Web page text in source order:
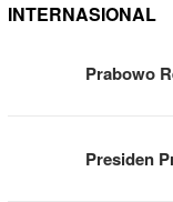
INTERNASIONAL
Prabowo
Presiden